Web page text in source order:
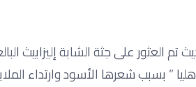
” بسبب شعرها الأسود وارتداء